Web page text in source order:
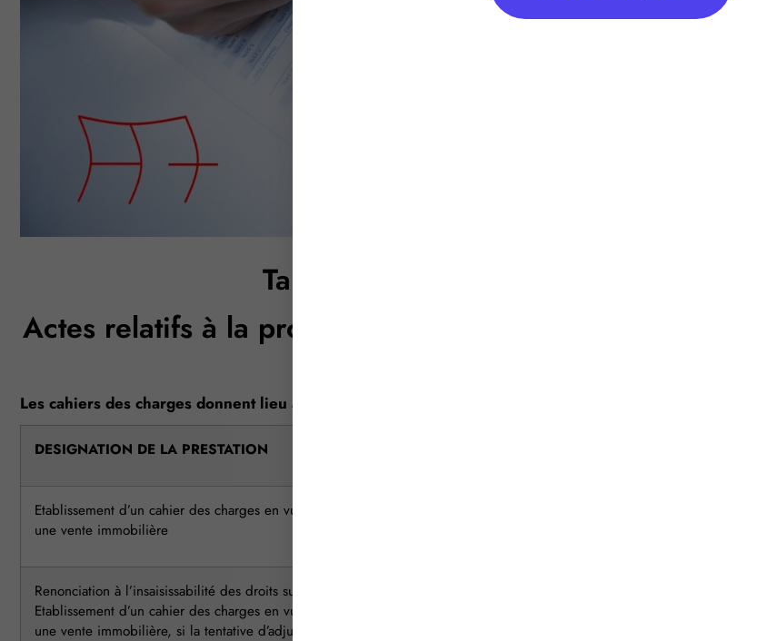
Tarifs des notaires
Actes relatifs à la propriété et la mutation de propriété
Les cahiers des charges donnent lieu à la perception des émoluments suivants :
DESIGNATION DE LA PRESTATION
Etablissement d’un cahier des charges en vue d’une adjudication pour
une vente immobilière
Renonciation à l’insaisissabilité des droits sur la résidence
Etablissement d’un cahier des charges en vue d’une adjudication pour
une vente immobilière, si la tentative d’adjudication reste sans effet